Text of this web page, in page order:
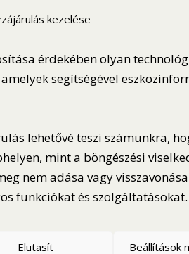
kezelése
érdekében olyan
segítségével
lehetővé teszi számunkra,
mint a böngészési
nem adása vagy visszavonása
funkciókat és szolgáltatásokat.
Elutasít Beállítások